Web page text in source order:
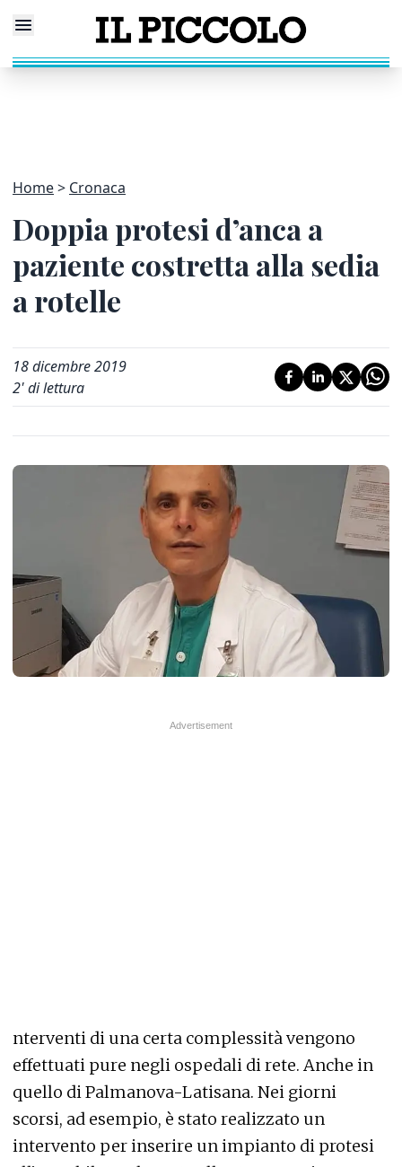
Home Cronaca
Doppia protesi d’anca a
paziente costretta alla sedia
a rotelle
18 dicembre 2019
2' di lettura
nterventi di una certa complessità vengono
effettuati pure negli ospedali di rete. Anche in
quello di Palmanova-Latisana. Nei giorni
scorsi, ad esempio, è stato realizzato un
intervento per inserire un impianto di protesi